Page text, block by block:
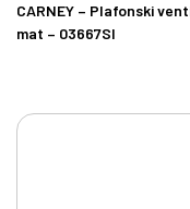
CARNEY – Plafonski
mat – 03667SI